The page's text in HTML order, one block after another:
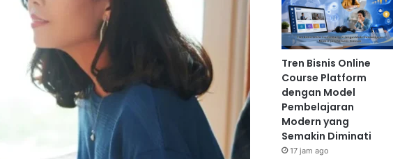
Tren Bisnis Online
Course Platform
dengan Model
Pembelajaran
Modern yang
Semakin Diminati
17 jam ago